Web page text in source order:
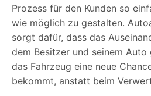
Prozess für den Kunden so
wie möglich zu gestalten.
sorgt dafür, dass das
dem Besitzer und seinem
das Fahrzeug eine neue
bekommt, anstatt beim